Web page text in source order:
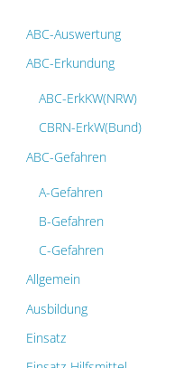
ABC-Auswertung
ABC-Erkundung
ABC-ErkKW(NRW)
CBRN-ErkW(Bund)
ABC-Gefahren
A-Gefahren
B-Gefahren
C-Gefahren
Allgemein
Ausbildung
Einsatz